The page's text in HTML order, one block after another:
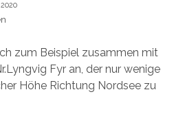
zum Beispiel zusammen mit
Fyr an, der nur wenige
Höhe Richtung Nordsee zu